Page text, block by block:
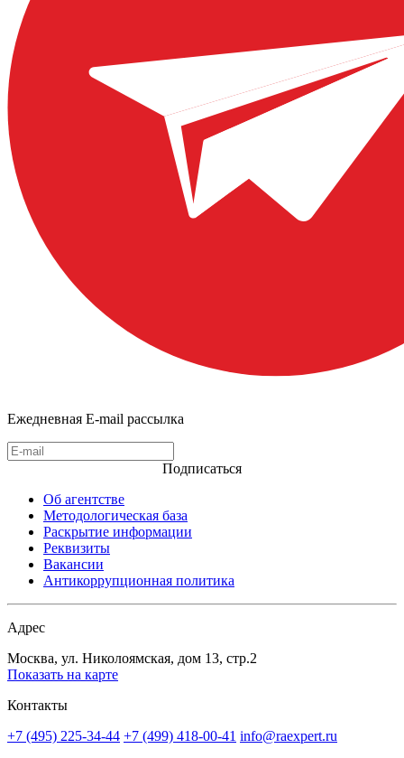
Ежедневная E-mail рассылка
Подписаться
Об агентстве
Методологическая база
Раскрытие информации
Реквизиты
Вакансии
Антикоррупционная политика
Адрес
Москва, ул. Николоямская, дом 13, стр.2
Показать на карте
Контакты
+7 (495) 225-34-44 +7 (499) 418-00-41 info@raexpert.ru